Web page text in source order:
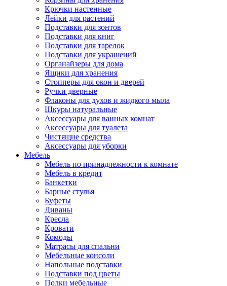
Крючки настенные
Лейки для растений
Подставки для зонтов
Подставки для книг
Подставки для тарелок
Подставки для украшений
Органайзеры для дома
Ящики для хранения
Стопперы для окон и дверей
Ручки дверные
Флаконы для духов и жидкого мыла
Шкуры натуральные
Аксессуары для ванных комнат
Аксессуары для туалета
Чистящие средства
Аксессуары для уборки
Мебель
Мебель по принадлежности к комнате
Мебель в кредит
Банкетки
Барные стулья
Буфеты
Диваны
Кресла
Кровати
Комоды
Матрасы для спальни
Мебельные консоли
Напольные подставки
Подставки под цветы
Полки мебельные